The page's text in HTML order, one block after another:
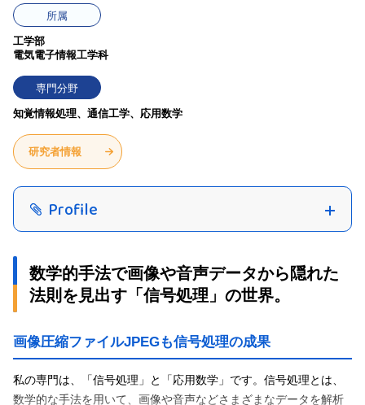
所属
工学部
電気電子情報工学科
専門分野
知覚情報処理、通信工学、応用数学
研究者情報
Profile
数学的手法で画像や音声データから隠れた
法則を見出す「信号処理」の世界。
画像圧縮ファイルJPEGも信号処理の成果
私の専門は、「信号処理」と「応用数学」です。信号処理とは、
数学的な手法を用いて、画像や音声などさまざまなデータを解析